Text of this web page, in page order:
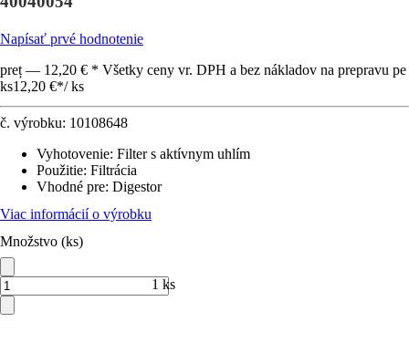
Napísať prvé hodnotenie
preț — 12,20 € * Všetky ceny vr. DPH a bez nákladov na prepravu pe
ks12,20 €*/ ks
č. výrobku: 10108648
Vyhotovenie: Filter s aktívnym uhlím
Použitie: Filtrácia
Vhodné pre: Digestor
Viac informácií o výrobku
Množstvo (ks)
1 ks